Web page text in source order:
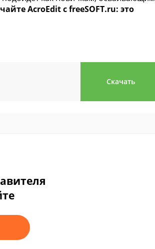
AcroEdit с freeSOFT.ru: это
Скачать